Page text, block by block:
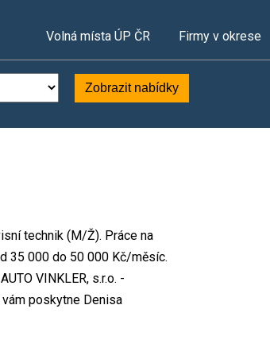
Volná místa ÚP ČR Firmy v okrese
Zobrazit nabídky
technik (M/Ž). Práce na
35 000 do 50 000 Kč/měsíc.
VINKLER, s.r.o. -
poskytne Denisa